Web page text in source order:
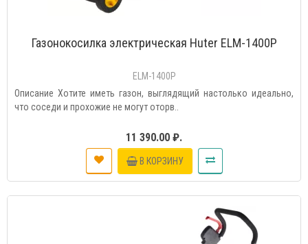
Газонокосилка электрическая Huter ELM-1400P
ELM-1400P
Описание Хотите иметь газон, выглядящий настолько идеально,
что соседи и прохожие не могут оторв..
11 390.00 ₽.
В КОРЗИНУ